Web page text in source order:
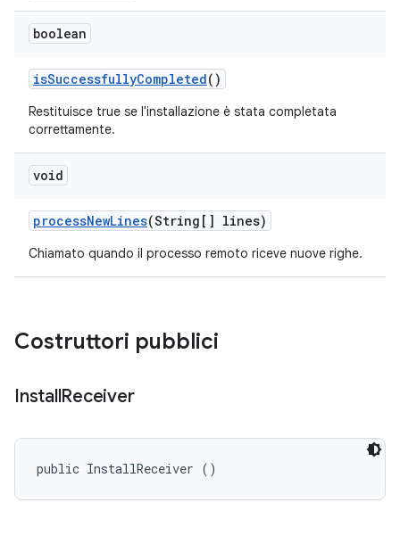
boolean
isSuccessfullyCompleted()
Restituisce true se l'installazione è stata completata
correttamente.
void
processNewLines(String[] lines)
Chiamato quando il processo remoto riceve nuove righe.
Costruttori pubblici
InstallReceiver
public InstallReceiver ()